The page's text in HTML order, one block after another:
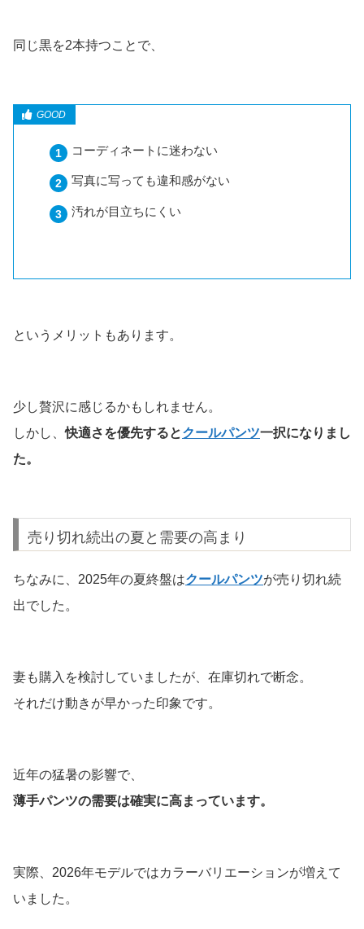
同じ黒を2本持つことで、
コーディネートに迷わない
写真に写っても違和感がない
汚れが目立ちにくい
というメリットもあります。
少し贅沢に感じるかもしれません。
しかし、快適さを優先するとクールパンツ一択になりまし
た。
売り切れ続出の夏と需要の高まり
ちなみに、2025年の夏終盤はクールパンツが売り切れ続
出でした。
妻も購入を検討していましたが、在庫切れで断念。
それだけ動きが早かった印象です。
近年の猛暑の影響で、
薄手パンツの需要は確実に高まっています。
実際、2026年モデルではカラーバリエーションが増えて
いました。